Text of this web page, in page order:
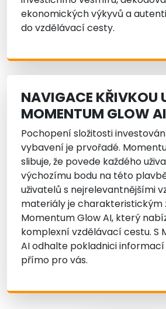
ekonomických výkyvů a
do vzdělávací cesty.
NAVIGACE KŘIVKOU
MOMENTUM GLOW AI
Pochopení složitosti
vybavení je prvořadé.
slibuje, že povede každého
výchozímu bodu na této
uživatelů s nejrelevantnějšími
materiály je charakteristickým
Momentum Glow AI, který
komplexní vzdělávací cestu. S
AI odhalte pokladnici
přímo pro vás.